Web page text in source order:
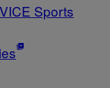
VICE Sports